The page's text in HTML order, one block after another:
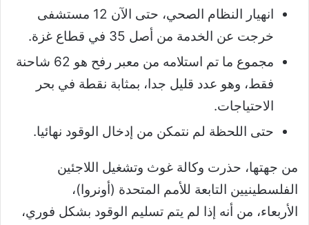
انهيار النظام الصحي، حتى الآن 12 مستشفى
خرجت عن الخدمة من أصل 35 في قطاع غزة.
مجموع ما تم استلامه من معبر رفح هو 62 شاحنة
فقط، وهو عدد قليل جدا، بمثابة نقطة في بحر
الاحتياجات.
حتى اللحظة لم نتمكن من إدخال الوقود نهائيا.
من جهتها، حذرت وكالة غوث وتشغيل اللاجئين
الفلسطينيين التابعة للأمم المتحدة (أونروا)،
الأربعاء، من أنه إذا لم يتم تسليم الوقود بشكل فوري،